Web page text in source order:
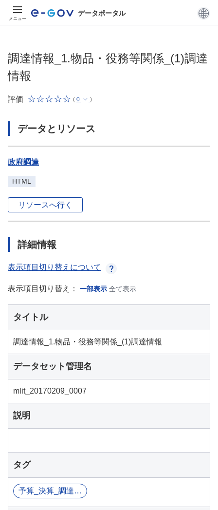
メニュー
データポータル
調達情報_1.物品・役務等関係_(1)調達
情報
評価 ( 0 )
データとリソース
政府調達
HTML
リソースへ行く
詳細情報
表示項目切り替えについて
表示項目切り替え： 一部表示 全て表示
タイトル
調達情報_1.物品・役務等関係_(1)調達情報
データセット管理名
mlit_20170209_0007
説明
タグ
予算_決算_調達関連情報